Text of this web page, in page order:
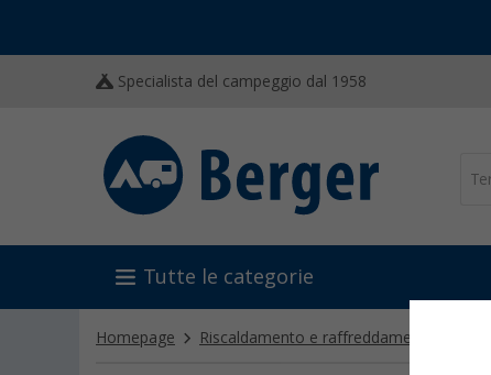
Specialista del campeggio dal 1958
Tutte le categorie
Homepage Riscaldamento e raffreddamento